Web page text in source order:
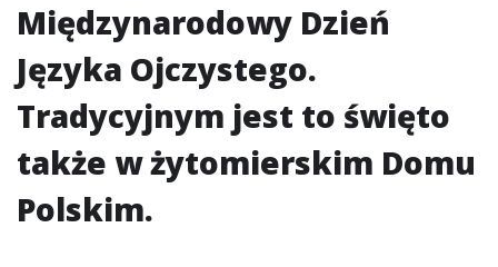
Międzynarodowy Dzień
Języka Ojczystego.
Tradycyjnym jest to święto
także w żytomierskim Domu
Polskim.